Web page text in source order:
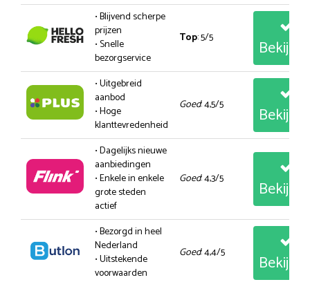
• Blijvend scherpe
prijzen
• Snelle
bezorgservice
Top: 5/5
• Uitgebreid
aanbod
• Hoge
klanttevredenheid
Goed: 4,5/5
• Dagelijks nieuwe
aanbiedingen
• Enkele in enkele
grote steden
actief
Goed: 4,3/5
• Bezorgd in heel
Nederland
• Uitstekende
voorwaarden
Goed: 4,4/5